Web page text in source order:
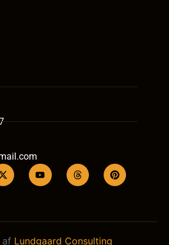
af Lundgaard Consulting